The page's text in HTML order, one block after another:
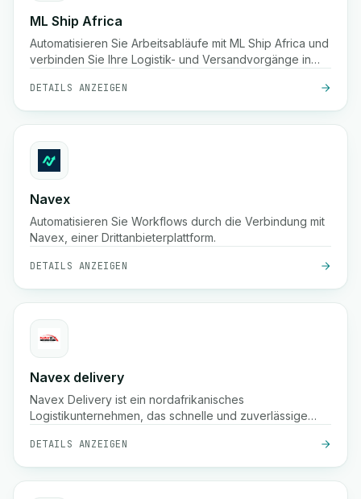
ML Ship Africa
Automatisieren Sie Arbeitsabläufe mit ML Ship Africa und
verbinden Sie Ihre Logistik- und Versandvorgänge in
DETAILS ANZEIGEN
Navex
Automatisieren Sie Workflows durch die Verbindung mit
Navex, einer Drittanbieterplattform.
DETAILS ANZEIGEN
Navex delivery
Navex Delivery ist ein nordafrikanisches
Logistikunternehmen, das schnelle und zuverlässige
nationalem Versand und Echtzeit-Tracking für E-
Commerce und Unternehmen.
DETAILS ANZEIGEN